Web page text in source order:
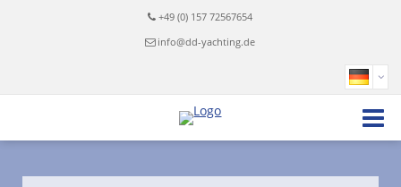
+49 (0) 157 72567654
info@dd-yachting.de